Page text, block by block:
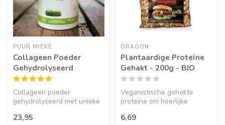
PUUR MIEKE
Collageen Poeder
Gehydrolyseerd
Collageen poeder
gehydrolyseerd met unieke
collageen g...
23,95
DRAGON
Plantaardige Proteïne
Gehakt - 200g - BIO
Veganistische gehakte
proteïne om heerlijke
te maken....
6,69